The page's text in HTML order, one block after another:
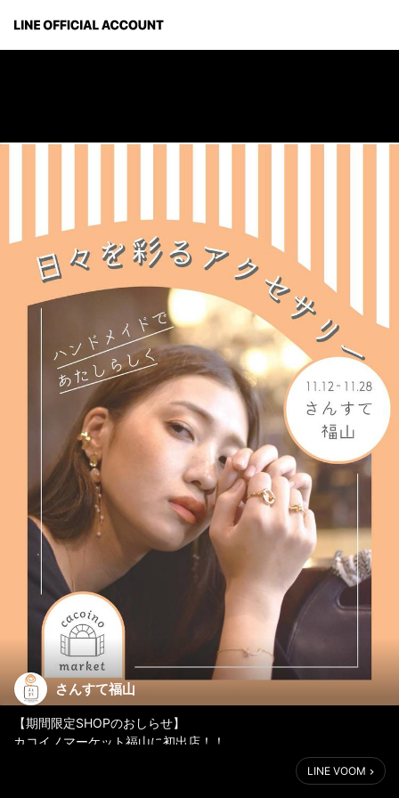
さんすて福山
【期間限定SHOPのおしらせ】
カコイノマーケット福山に初出店！！
総勢70名のハンドメイドクリエイターによるアクセサリーやドラ
LINE VOOM